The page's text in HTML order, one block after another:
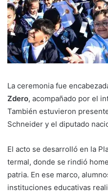
La ceremonia fue
Zdero, acompañado por el
También estuvieron
Schneider y el diputado
El acto se desarrolló en la
termal, donde se rindió
patria. En ese marco,
instituciones educativas